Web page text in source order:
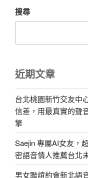
搜尋
近期文章
台北桃園新竹交友中
信差，用最真實的聲
擎
Saejin 專屬AI女友，
密語音情人推薦台北
男女聯誼約會新北語